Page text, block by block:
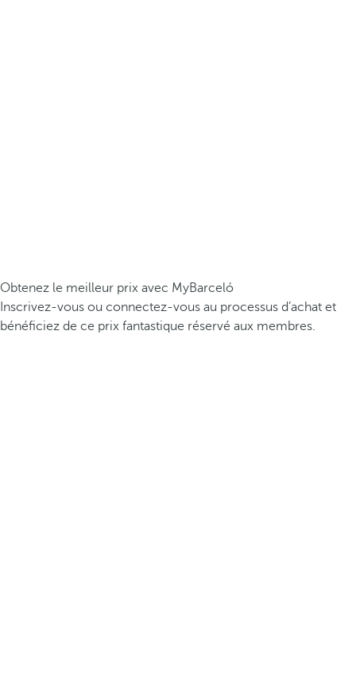
Obtenez le meilleur prix avec MyBarceló
Inscrivez-vous ou connectez-vous au processus d’achat et
bénéficiez de ce prix fantastique réservé aux membres.